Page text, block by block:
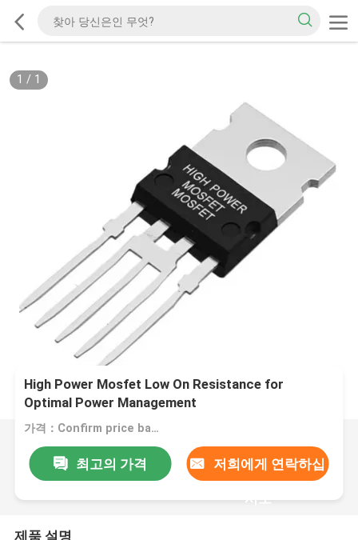
1 / 1
High Power Mosfet Low On Resistance for
Optimal Power Management
가격：Confirm price based on product
최고의 가격 저희에게 연락하십
시오
제품 설명